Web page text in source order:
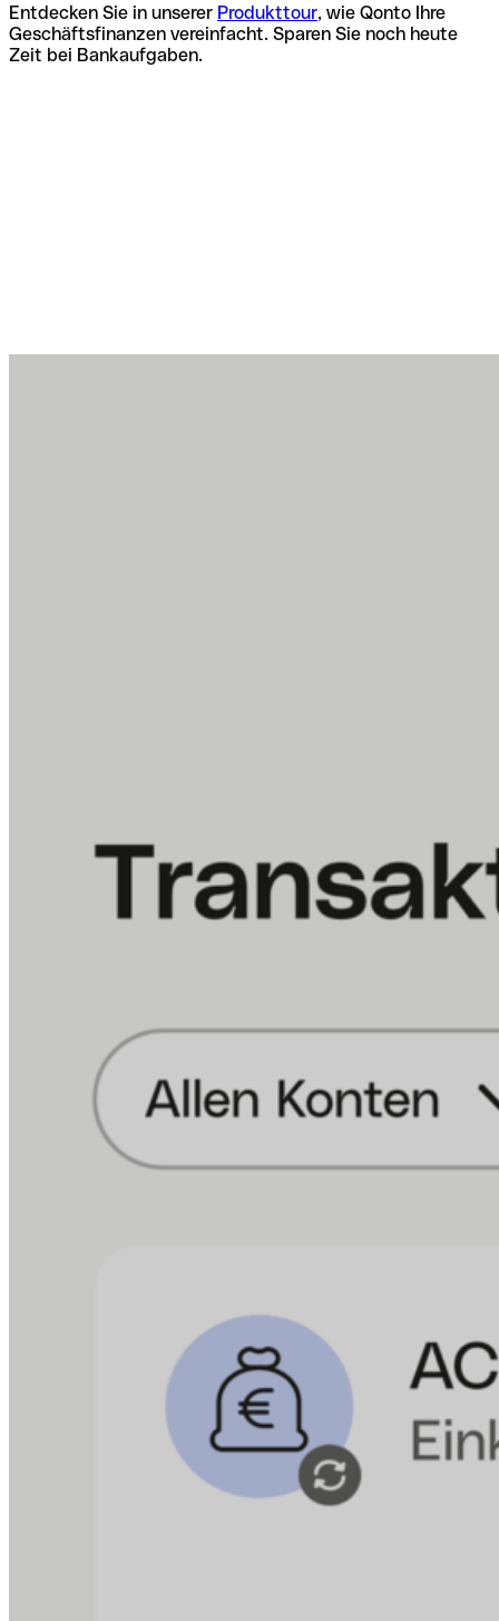
Entdecken Sie in unserer Produkttour, wie Qonto Ihre
Geschäftsfinanzen vereinfacht. Sparen Sie noch heute
Zeit bei Bankaufgaben.